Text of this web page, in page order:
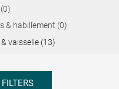
& habillement (0)
vaisselle (13)